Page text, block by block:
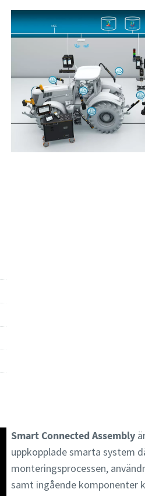
Smart Connected Assembly
uppkopplade smarta system
monteringsprocessen,
samt ingående komponenter